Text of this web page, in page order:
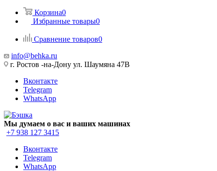
Корзина0
Избранные товары0
Сравнение товаров0
info@behka.ru
г. Ростов -на-Дону ул. Шаумяна 47В
Вконтакте
Telegram
WhatsApp
Мы думаем о вас и ваших машинах
+7 938 127 3415
Вконтакте
Telegram
WhatsApp